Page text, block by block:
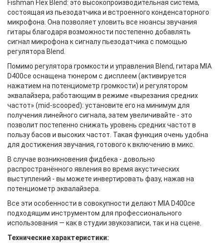
Fishman Flex Blend: это высокопроизводительная система,
состоящая из пьезодатчика и встроенного конденсаторного
микрофона. Она позволяет уловить все нюансы звучания
гитары благодаря возможности постепенно добавлять
сигнал микрофона к сигналу пьезодатчика с помощью
регулятора Blend.
Помимо регулятора громкости и управления Blend, гитара MIA
D400ce оснащена тюнером с дисплеем (активируется
нажатием на потенциометр громкости) и регулятором
эквалайзера, работающим в режиме «вырезания средних
частот» (mid‑scooped): установите его на минимум для
получения линейного сигнала, затем увеличивайте - это
позволит постепенно снижать уровень средних частот в
пользу басов и высоких частот. Такая функция очень удобна
для достижения звучания, готового к включению в микс.
В случае возникновения фидбека - довольно
распространённого явления во время акустических
выступлений - вы можете инвертировать фазу, нажав на
потенциометр эквалайзера.
Все эти особенности в совокупности делают MIA D400ce
подходящим инструментом для профессионального
использования — как в студии звукозаписи, так и на сцене.
Технические характеристики: